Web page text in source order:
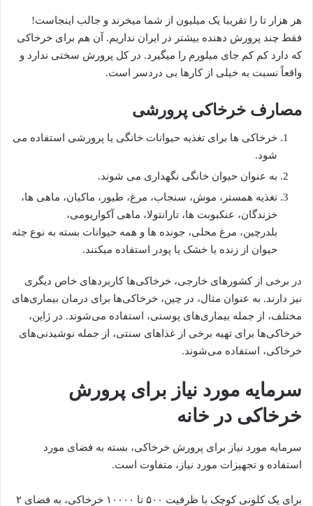
هر هزار تا را تقریبا یک میلیون از شما میخرند و جالب اینجاست!
فقط چند پرورش دهنده بیشتر در ایران نداریم. آن هم برای خرخاکی
که دارد کم کم جای میلورم را میگیرد. در کل پرورش سختی ندارد و
واقعاً نسبت به خیلی از کارها بی دردسر است.
مصارف خرخاکی پرورشی
خرخاکی ها برای تغذیه حیوانات خانگی یا پرورشی استفاده می
شود.
به عنوان حیوان خانگی نگهداری می شوند.
تغذیه همستر، موش، سنجاب، مرغ، طیور، ماکیان، ماهی ها،
خزندگان، عنکبوبت ها، تارانتولا، ماهی آکواریومی،
بلدرچین، مرغ محلی، جونده ها و همه حیوانات بسته به نوع جثه
حیوان از زنده یا خشک یا پودر استفاده میکنند.
در برخی از کشورهای خارجی، خرخاکی‌ها کاربردهای خاص دیگری
نیز دارند. به عنوان مثال، در چین، خرخاکی‌ها برای درمان بیماری‌های
مختلف، از جمله بیماری‌های پوستی، استفاده می‌شوند. در ژاپن،
خرخاکی‌ها برای تهیه برخی از غذاهای سنتی، از جمله نوشیدنی‌های
خرخاکی، استفاده می‌شوند.
سرمایه مورد نیاز برای پرورش
خرخاکی در خانه
سرمایه مورد نیاز برای پرورش خرخاکی، بسته به فضای مورد
استفاده و تجهیزات مورد نیاز، متفاوت است.
برای یک کلونی کوچک با ظرفیت ۵۰۰ تا ۱۰۰۰۰ خرخاکی، به فضای ۲